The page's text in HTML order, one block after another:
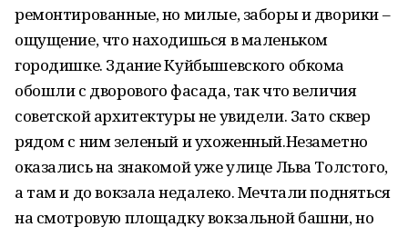
ремонтированные, но милые, заборы и дворики –
ощущение, что находишься в маленьком
городишке. Здание Куйбышевского обкома
обошли с дворового фасада, так что величия
советской архитектуры не увидели. Зато сквер
рядом с ним зеленый и ухоженный.Незаметно
оказались на знакомой уже улице Льва Толстого,
а там и до вокзала недалеко. Мечтали подняться
на смотровую площадку вокзальной башни, но